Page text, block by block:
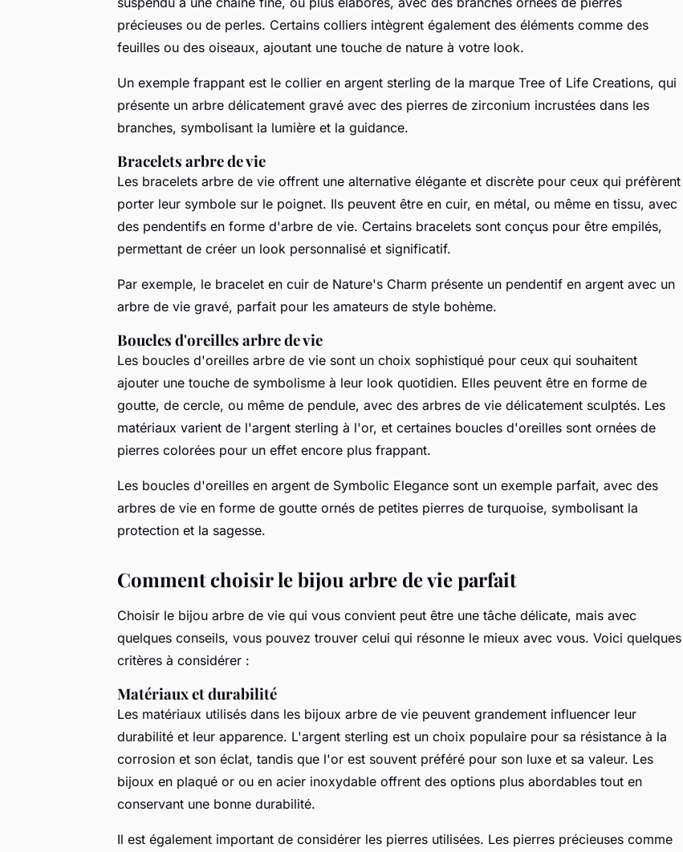
précieuses ou de perles. Certains colliers intègrent également des éléments comme des
feuilles ou des oiseaux, ajoutant une touche de nature à votre look.
Un exemple frappant est le collier en argent sterling de la marque Tree of Life Creations, qui
présente un arbre délicatement gravé avec des pierres de zirconium incrustées dans les
branches, symbolisant la lumière et la guidance.
Bracelets arbre de vie
Les bracelets arbre de vie offrent une alternative élégante et discrète pour ceux qui préfèrent
porter leur symbole sur le poignet. Ils peuvent être en cuir, en métal, ou même en tissu, avec
des pendentifs en forme d'arbre de vie. Certains bracelets sont conçus pour être empilés,
permettant de créer un look personnalisé et significatif.
Par exemple, le bracelet en cuir de Nature's Charm présente un pendentif en argent avec un
arbre de vie gravé, parfait pour les amateurs de style bohème.
Boucles d'oreilles arbre de vie
Les boucles d'oreilles arbre de vie sont un choix sophistiqué pour ceux qui souhaitent
ajouter une touche de symbolisme à leur look quotidien. Elles peuvent être en forme de
goutte, de cercle, ou même de pendule, avec des arbres de vie délicatement sculptés. Les
matériaux varient de l'argent sterling à l'or, et certaines boucles d'oreilles sont ornées de
pierres colorées pour un effet encore plus frappant.
Les boucles d'oreilles en argent de Symbolic Elegance sont un exemple parfait, avec des
arbres de vie en forme de goutte ornés de petites pierres de turquoise, symbolisant la
protection et la sagesse.
Comment choisir le bijou arbre de vie parfait
Choisir le bijou arbre de vie qui vous convient peut être une tâche délicate, mais avec
quelques conseils, vous pouvez trouver celui qui résonne le mieux avec vous. Voici quelques
critères à considérer :
Matériaux et durabilité
Les matériaux utilisés dans les bijoux arbre de vie peuvent grandement influencer leur
durabilité et leur apparence. L'argent sterling est un choix populaire pour sa résistance à la
corrosion et son éclat, tandis que l'or est souvent préféré pour son luxe et sa valeur. Les
bijoux en plaqué or ou en acier inoxydable offrent des options plus abordables tout en
conservant une bonne durabilité.
Il est également important de considérer les pierres utilisées. Les pierres précieuses comme